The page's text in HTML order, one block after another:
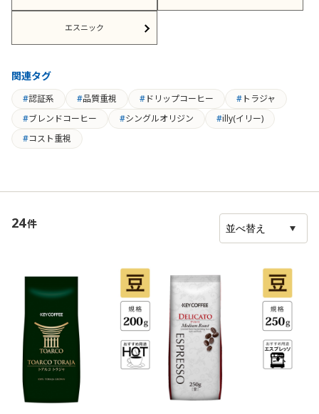
エスニック
関連タグ
認証系 品質重視 ドリップコーヒー
トラジャ
ブレンドコーヒー
シングルオリジン
illy(イリー)
コスト重視
24件